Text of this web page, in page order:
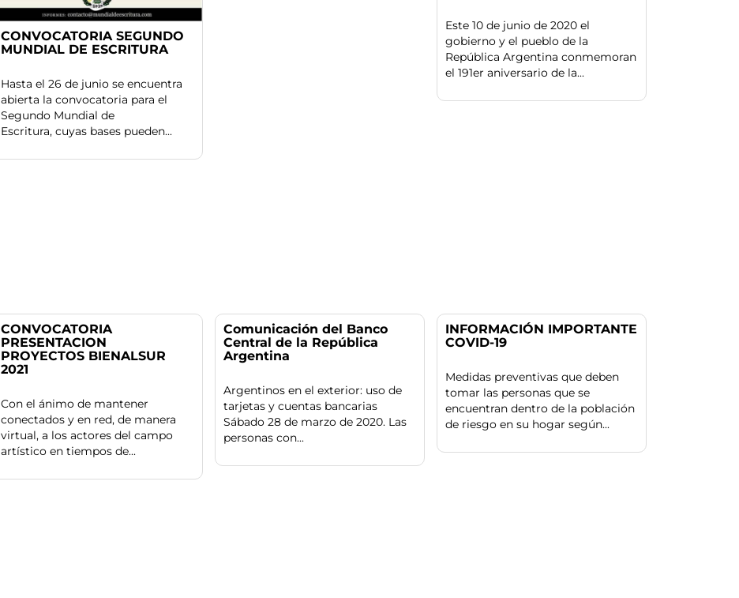
CONVOCATORIA SEGUNDO
MUNDIAL DE ESCRITURA
Hasta el 26 de junio se encuentra
abierta la convocatoria para el
Segundo Mundial de
Escritura, cuyas bases pueden...
Este 10 de junio de 2020 el
gobierno y el pueblo de la
República Argentina conmemoran
el 191er aniversario de la...
CONVOCATORIA
PRESENTACION
PROYECTOS BIENALSUR
2021
Con el ánimo de mantener
conectados y en red, de manera
virtual, a los actores del campo
artístico en tiempos de...
Comunicación del Banco
Central de la República
Argentina
Argentinos en el exterior: uso de
tarjetas y cuentas bancarias
Sábado 28 de marzo de 2020. Las
personas con...
INFORMACIÓN IMPORTANTE
COVID-19
Medidas preventivas que deben
tomar las personas que se
encuentran dentro de la población
de riesgo en su hogar según...